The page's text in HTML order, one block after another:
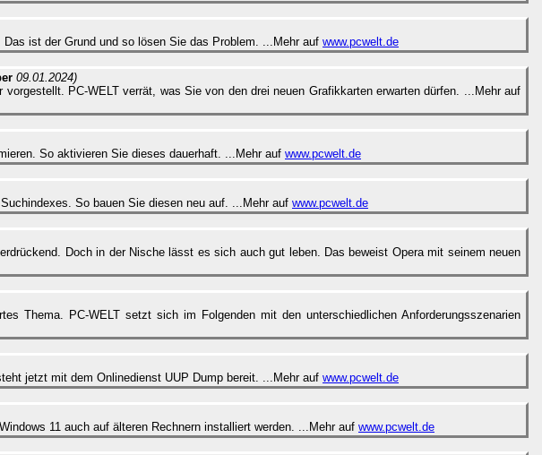
ist der Grund und so lösen Sie das Problem. ...Mehr auf www.pcwelt.de
09.01.2024)
PC-WELT verrät, was Sie von den drei neuen Grafikkarten erwarten dürfen. ...Mehr auf
So aktivieren Sie dieses dauerhaft. ...Mehr auf www.pcwelt.de
So bauen Sie diesen neu auf. ...Mehr auf www.pcwelt.de
Doch in der Nische lässt es sich auch gut leben. Das beweist Opera mit seinem neuen
Thema. PC-WELT setzt sich im Folgenden mit den unterschiedlichen Anforderungsszenarien
jetzt mit dem Onlinedienst UUP Dump bereit. ...Mehr auf www.pcwelt.de
11 auch auf älteren Rechnern installiert werden. ...Mehr auf www.pcwelt.de